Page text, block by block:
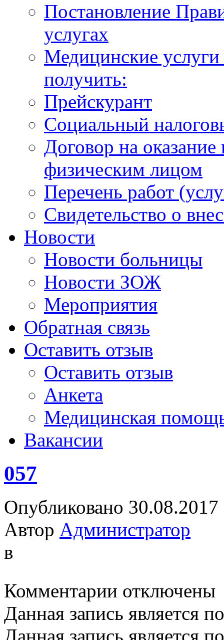
Постановление
услугах
Медицинские
получить:
Прейскурант
Социальный
Договор на
физическим лицом
Перечень работ
Свидетельство о
Новости
Новости больницы
Новости ЗОЖ
Мероприятия
Обратная связь
Оставить отзыв
Оставить отзыв
Анкета
Медицинская
Вакансии
057
Опубликовано 30.08.2017
Автор Администратор
в
Комментарии записи
отключены
Данная запись является
Данная запись является